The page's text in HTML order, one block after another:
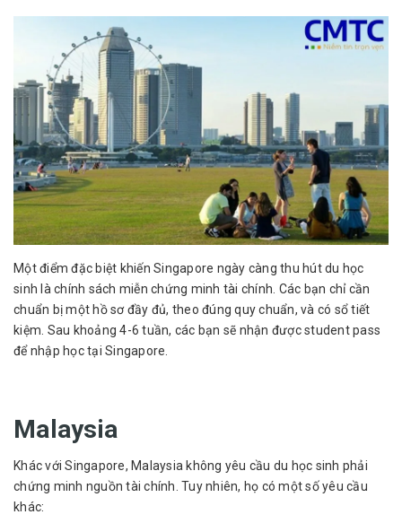
Một điểm đặc biệt khiến Singapore ngày càng thu hút du học
sinh là chính sách miễn chứng minh tài chính. Các bạn chỉ cần
chuẩn bị một hồ sơ đầy đủ, theo đúng quy chuẩn, và có sổ tiết
kiệm. Sau khoảng 4-6 tuần, các bạn sẽ nhận được student pass
để nhập học tại Singapore.
Malaysia
Khác với Singapore, Malaysia không yêu cầu du học sinh phải
chứng minh nguồn tài chính. Tuy nhiên, họ có một số yêu cầu
khác: